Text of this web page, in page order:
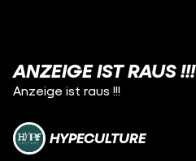
ANZEIGE IST RAUS !!!
Anzeige ist raus !!!
HYPECULTURE